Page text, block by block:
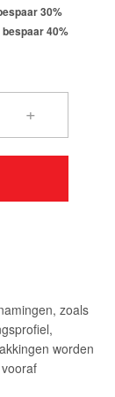
30%
bespaar40%
+
zoals
worden